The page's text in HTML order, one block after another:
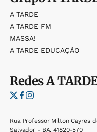
A TARDE
A TARDE FM
MASSA!
A TARDE EDUCAÇÃO
RedesA
Rua Professor Milton Cayres
Salvador - BA, 41820-570